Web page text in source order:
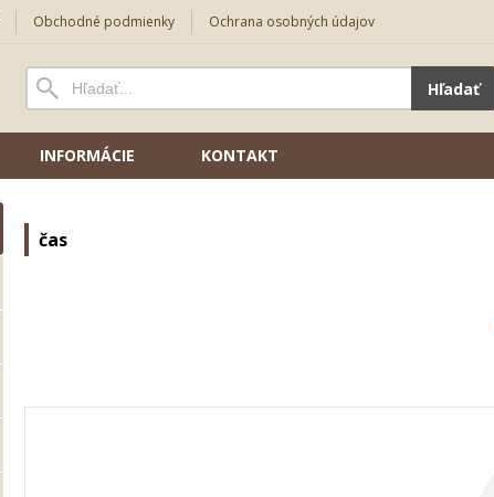
Obchodné podmienky Ochrana osobných údajov
Hľadať
INFORMÁCIE KONTAKT
čas